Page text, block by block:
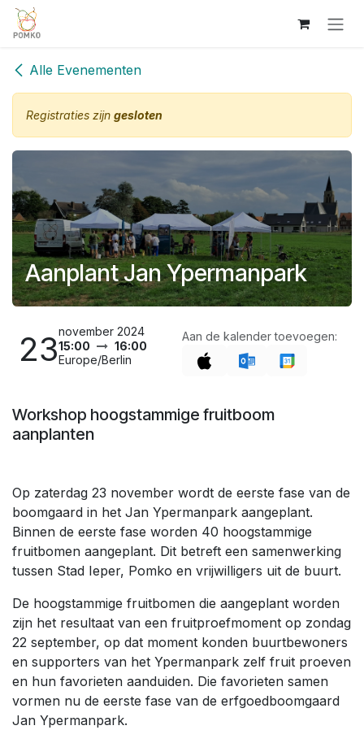
Overslaan naar inhoud
Alle Evenementen
Registraties zijn gesloten
Aanplant Jan Ypermanpark
23november 2024
15:00
16:00
Europe/Berlin
Aan de kalender toevoegen:
Workshop hoogstammige fruitboom
aanplanten
Op zaterdag 23 november wordt de eerste fase van de
boomgaard in het Jan Ypermanpark aangeplant.
Binnen de eerste fase worden 40 hoogstammige
fruitbomen aangeplant. Dit betreft een samenwerking
tussen Stad Ieper, Pomko en vrijwilligers uit de buurt.
De hoogstammige fruitbomen die aangeplant worden
zijn het resultaat van een fruitproefmoment op zondag
22 september, op dat moment konden buurtbewoners
en supporters van het Ypermanpark zelf fruit proeven
en hun favorieten aanduiden. Die favorieten samen
vormen nu de eerste fase van de erfgoedboomgaard
Jan Ypermanpark.